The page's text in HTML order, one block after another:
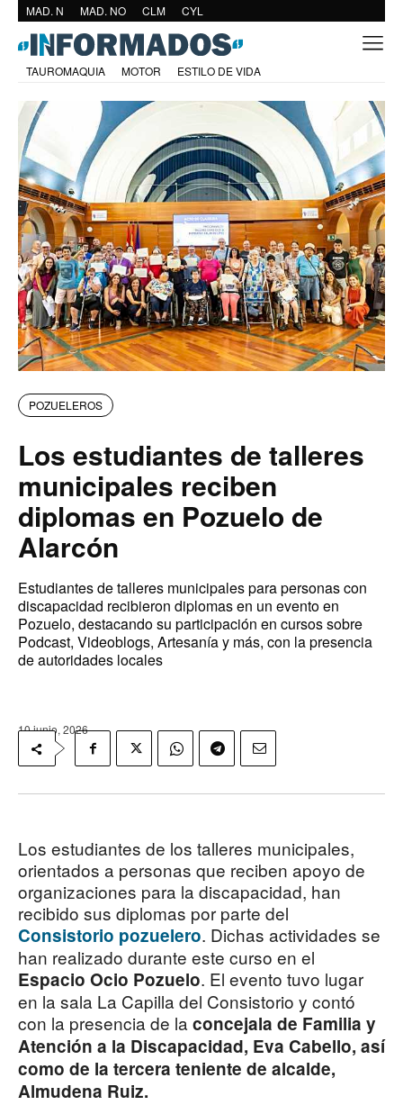
MAD. N MAD. NO CLM CYL
TAUROMAQUIA MOTOR ESTILO DE VIDA
POZUELEROS
Los estudiantes de talleres
municipales reciben
diplomas en Pozuelo de
Alarcón
Estudiantes de talleres municipales para personas con
discapacidad recibieron diplomas en un evento en
Pozuelo, destacando su participación en cursos sobre
Podcast, Videoblogs, Artesanía y más, con la presencia
de autoridades locales
10 junio, 2026
Los estudiantes de los talleres municipales,
orientados a personas que reciben apoyo de
organizaciones para la discapacidad, han
recibido sus diplomas por parte del
Consistorio pozuelero. Dichas actividades se
han realizado durante este curso en el
Espacio Ocio Pozuelo. El evento tuvo lugar
en la sala La Capilla del Consistorio y contó
con la presencia de la concejala de Familia y
Atención a la Discapacidad, Eva Cabello, así
como de la tercera teniente de alcalde,
Almudena Ruiz.